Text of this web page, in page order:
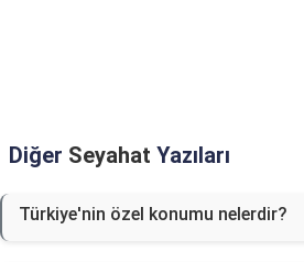
Diğer Seyahat Yazıları
Türkiye'nin özel konumu nelerdir?